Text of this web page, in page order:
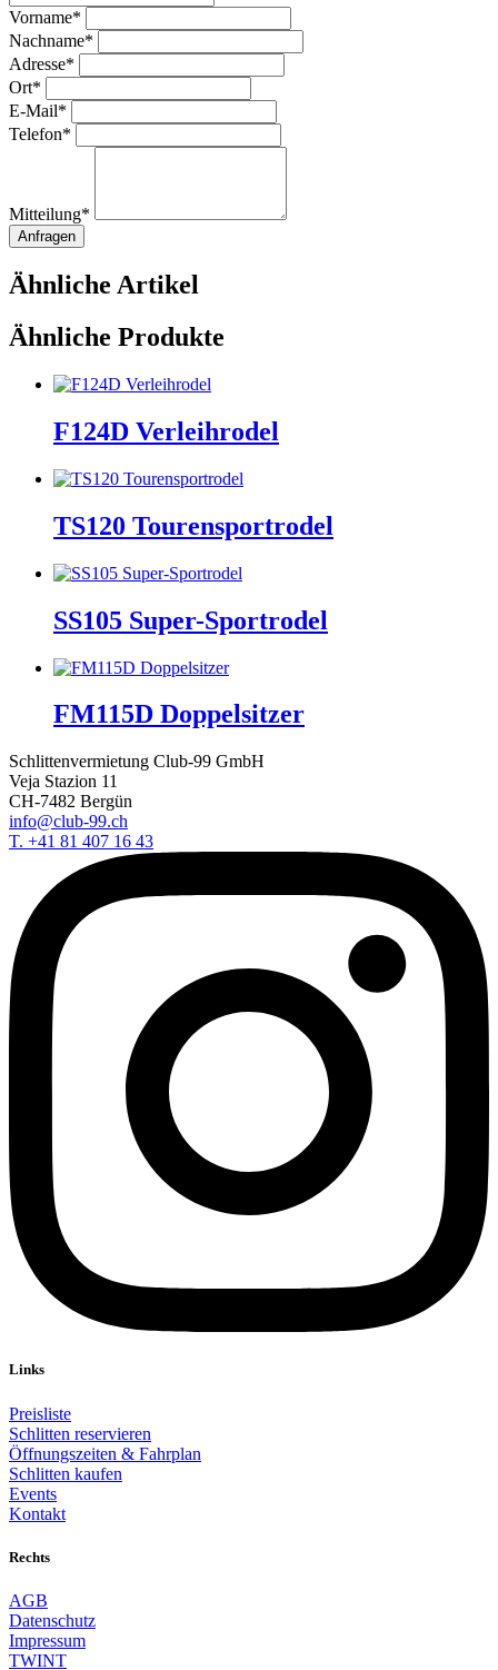
Vorname*
Nachname*
Adresse*
Ort*
E-Mail*
Telefon*
Mitteilung*
Anfragen
Ähnliche Artikel
Ähnliche Produkte
F124D Verleihrodel
TS120 Tourensportrodel
SS105 Super-Sportrodel
FM115D Doppelsitzer
Schlittenvermietung Club-99 GmbH
Veja Stazion 11
CH-7482 Bergün
info@club-99.ch
T. +41 81 407 16 43
Links
Preisliste
Schlitten reservieren
Öffnungszeiten & Fahrplan
Schlitten kaufen
Events
Kontakt
Rechts
AGB
Datenschutz
Impressum
TWINT